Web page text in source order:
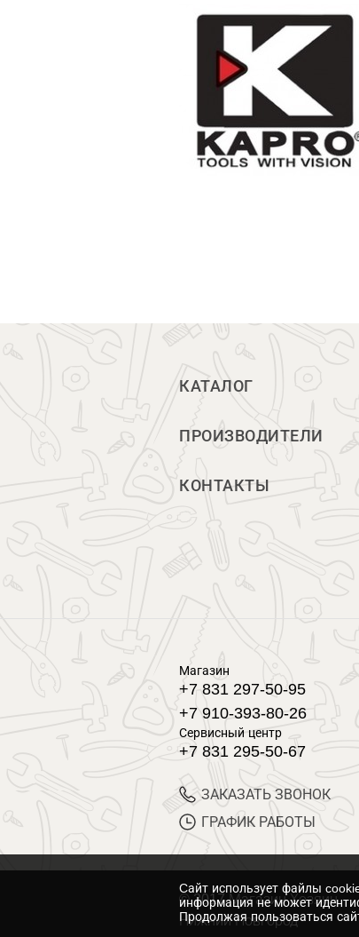
КАТАЛОГ
ПРОИЗВОДИТЕЛИ
КОНТАКТЫ
Магазин
+7 831 297-50-95
+7 910-393-80-26
Сервисный центр
+7 831 295-50-67
ЗАКАЗАТЬ ЗВОНОК
ГРАФИК РАБОТЫ
© 2017 Магазин Хозяин
Нижний Новгород
Cайт использует файлы
информация не может
Продолжая пользоваться